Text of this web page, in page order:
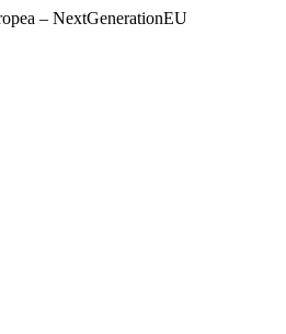
– NextGenerationEU